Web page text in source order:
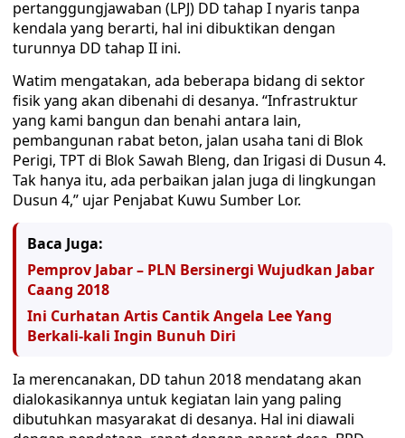
pertanggungjawaban (LPJ) DD tahap I nyaris tanpa
kendala yang berarti, hal ini dibuktikan dengan
turunnya DD tahap II ini.
Watim mengatakan, ada beberapa bidang di sektor
fisik yang akan dibenahi di desanya. “Infrastruktur
yang kami bangun dan benahi antara lain,
pembangunan rabat beton, jalan usaha tani di Blok
Perigi, TPT di Blok Sawah Bleng, dan Irigasi di Dusun 4.
Tak hanya itu, ada perbaikan jalan juga di lingkungan
Dusun 4,” ujar Penjabat Kuwu Sumber Lor.
Baca Juga:
Pemprov Jabar – PLN Bersinergi Wujudkan Jabar
Caang 2018
Ini Curhatan Artis Cantik Angela Lee Yang
Berkali-kali Ingin Bunuh Diri
Ia merencanakan, DD tahun 2018 mendatang akan
dialokasikannya untuk kegiatan lain yang paling
dibutuhkan masyarakat di desanya. Hal ini diawali